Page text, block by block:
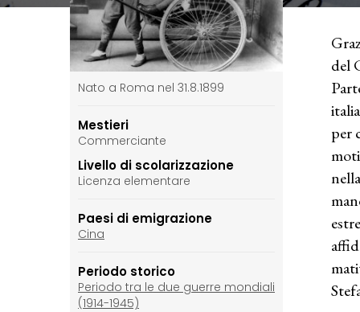
Nato a Roma nel 31.8.1899
Mestieri
Commerciante
Livello di scolarizzazione
Licenza elementare
Paesi di emigrazione
Cina
Periodo storico
Periodo tra le due guerre mondiali
(1914-1945)
del
per